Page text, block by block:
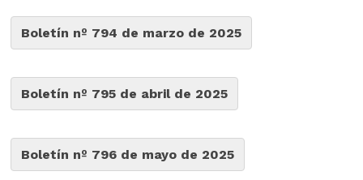
Boletín nº 794 de marzo de 2025
Boletín nº 795 de abril de 2025
Boletín nº 796 de mayo de 2025